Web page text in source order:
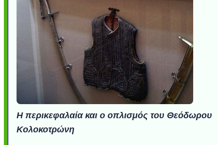
Η περικεφαλαία και ο οπλισμός του Θεόδωρου
Κολοκοτρώνη